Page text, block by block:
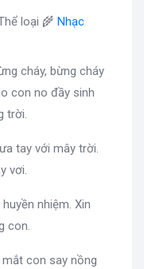
loại 🌾 Nhạc
cháy, bừng cháy
con no đầy sinh
trời.
tay với mây trời.
vơi.
nhiệm. Xin
con.
con say nồng